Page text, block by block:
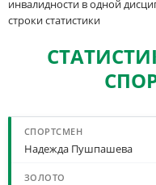
инвалидности в одной
строки статистики
Надежда Пушпашева